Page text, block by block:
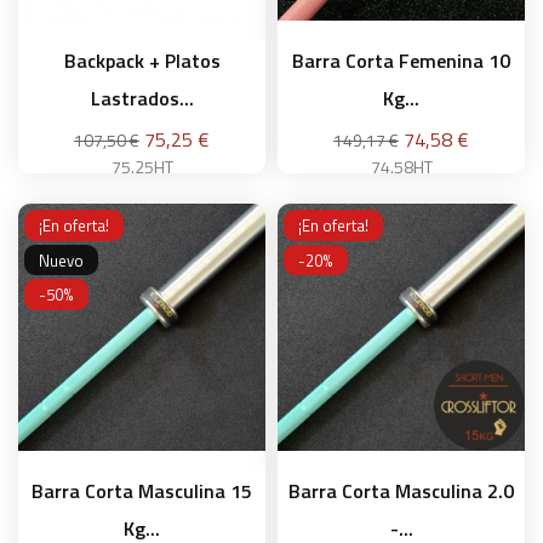
Backpack + Platos
Lastrados...
Precio
107,50 € Precio
75,25 €
75.25HT
Añadir a la cesta
Barra Corta Femenina 10
Kg...
Precio
149,17 € Precio
74,58 €
74.58HT
Añadir a la cesta
Barra Corta Masculina 15
Kg...
¡En oferta!
Nuevo
-50%
Barra Corta Masculina 2.0
-...
¡En oferta!
-20%